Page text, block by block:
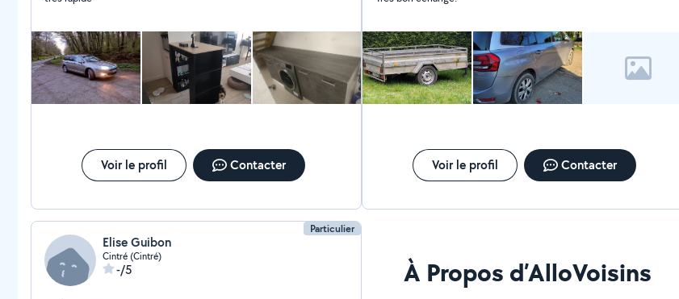
Voir le profil Contacter Voir le profil Contacter
Particulier
Elise Guibon
Cintré (Cintré)
-/5 À Propos d’AlloVoisins